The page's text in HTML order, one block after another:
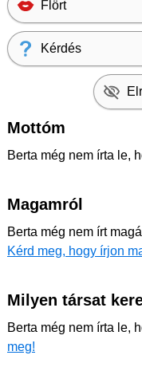
Flört
Kérdés
Mottóm
Berta még nem írta le,
Magamról
Berta még nem írt
Kérd meg, hogy írjon
Milyen társat
Berta még nem írta le,
meg!